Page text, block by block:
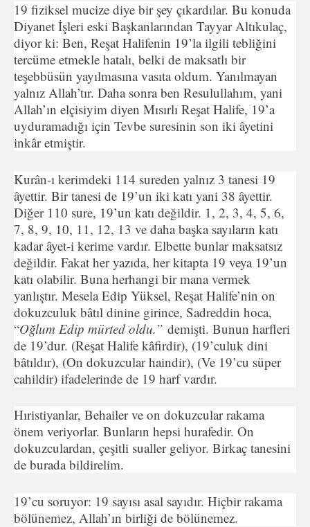
19 fiziksel mucize diye bir şey çıkardılar. Bu konuda
Diyanet İşleri eski Başkanlarından Tayyar Altıkulaç,
diyor ki: Ben, Reşat Halifenin 19’la ilgili tebliğini
tercüme etmekle hatalı, belki de maksatlı bir
teşebbüsün yayılmasına vasıta oldum. Yanılmayan
yalnız Allah’tır. Daha sonra ben Resulullahım, yani
Allah’ın elçisiyim diyen Mısırlı Reşat Halife, 19’a
uyduramadığı için Tevbe suresinin son iki âyetini
inkâr etmiştir.
Kurân-ı kerimdeki 114 sureden yalnız 3 tanesi 19
âyettir. Bir tanesi de 19’un iki katı yani 38 âyettir.
Diğer 110 sure, 19’un katı değildir. 1, 2, 3, 4, 5, 6,
7, 8, 9, 10, 11, 12, 13 ve daha başka sayıların katı
kadar âyet-i kerime vardır. Elbette bunlar maksatsız
değildir. Fakat her yazıda, her kitapta 19 veya 19’un
katı olabilir. Buna herhangi bir mana vermek
yanlıştır. Mesela Edip Yüksel, Reşat Halife’nin on
dokuzculuk bâtıl dinine girince, Sadreddin hoca,
“Oğlum Edip mürted oldu.” demişti. Bunun harfleri
de 19’dur. (Reşat Halife kâfirdir), (19’culuk dini
bâtıldır), (On dokuzcular haindir), (Ve 19’cu süper
cahildir) ifadelerinde de 19 harf vardır.
Hıristiyanlar, Behailer ve on dokuzcular rakama
önem veriyorlar. Bunların hepsi hurafedir. On
dokuzculardan, çeşitli sualler geliyor. Birkaç tanesini
de burada bildirelim.
19’cu soruyor: 19 sayısı asal sayıdır. Hiçbir rakama
bölünemez, Allah’ın birliği de bölünemez.